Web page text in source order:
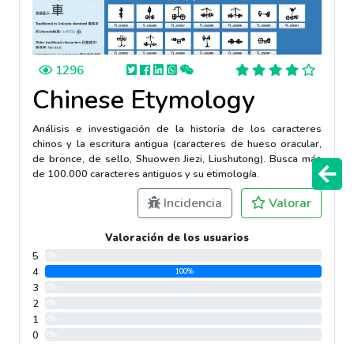
1296
Chinese Etymology
Análisis e investigación de la historia de los caracteres
chinos y la escritura antigua (caracteres de hueso oracular,
de bronce, de sello, Shuowen Jiezi, Liushutong). Busca más
de 100.000 caracteres antiguos y su etimología.
Incidencia Valorar
Valoración de los usuarios
5
4 100%
3
2
1
0